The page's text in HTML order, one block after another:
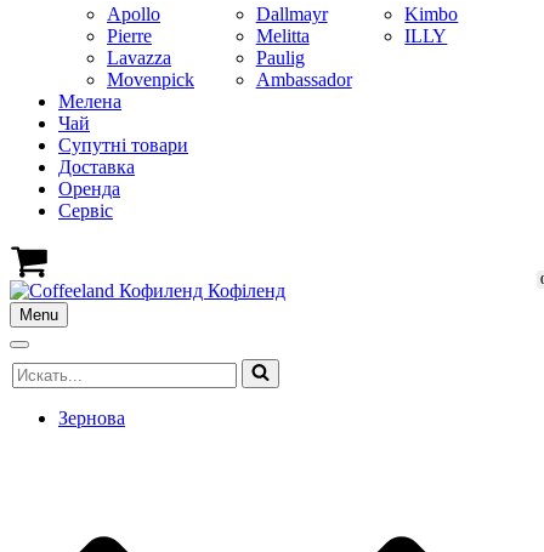
Apollo
Pierre
Lavazza
Movenpick
Dallmayr
Melitta
Paulig
Ambassador
Kimbo
ILLY
Мелена
Чай
Супутні товари
Доставка
Оренда
Cервіс
Кошик
Menu
Меню
Меню
навігації
Шукати...
Зернова